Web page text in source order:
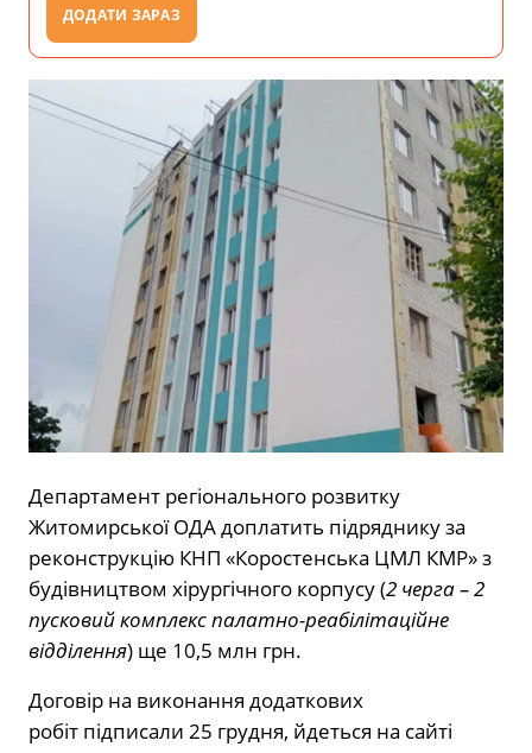
ДОДАТИ ЗАРАЗ
Департамент регіонального розвитку
Житомирської ОДА доплатить підряднику за
реконструкцію КНП «Коростенська ЦМЛ КМР» з
будівництвом хірургічного корпусу (2 черга – 2
пусковий комплекс палатно-реабілітаційне
відділення) ще 10,5 млн грн.
Договір на виконання додаткових
робіт підписали 25 грудня, йдеться на сайті